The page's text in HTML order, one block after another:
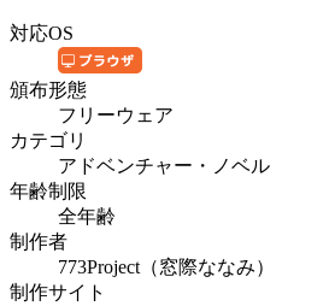
対応OS
頒布形態
フリーウェア
カテゴリ
アドベンチャー・ノベル
年齢制限
全年齢
制作者
773Project（窓際ななみ）
制作サイト